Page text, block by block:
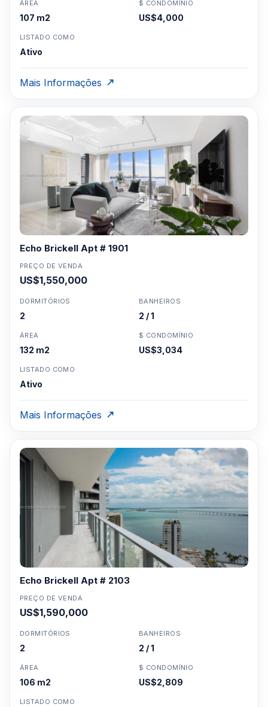
ÁREA
107 m2
$ CONDOMÍNIO
US$4,000
LISTADO COMO
Ativo
Mais Informações
Echo Brickell Apt # 1901
PREÇO DE VENDA
US$1,550,000
DORMITÓRIOS
2
BANHEIROS
2 / 1
ÁREA
132 m2
$ CONDOMÍNIO
US$3,034
LISTADO COMO
Ativo
Mais Informações
Echo Brickell Apt # 2103
PREÇO DE VENDA
US$1,590,000
DORMITÓRIOS
2
BANHEIROS
2 / 1
ÁREA
106 m2
$ CONDOMÍNIO
US$2,809
LISTADO COMO